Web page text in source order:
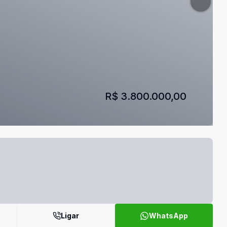
R$ 3.800.000,00
Ligar WhatsApp